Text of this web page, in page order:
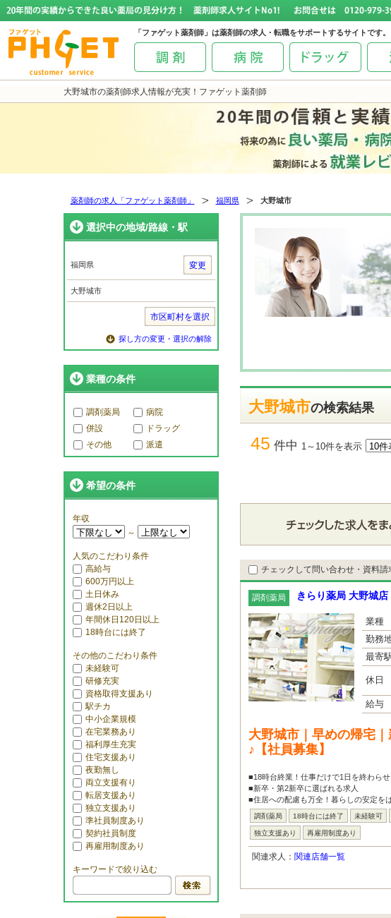
大野城市の薬剤師求人情報が充実！ファゲット薬剤師
「ファゲット薬剤師」は薬剤師の求人・転職をサポートするサイトです。
薬剤師の求人「ファゲット薬剤師」 福岡県 大野城市
選択中の地域/路線・駅
福岡県 変更
大野城市
市区町村を選択
探し方の変更・選択の解除
業種の条件
調剤薬局
病院
併設
ドラッグ
その他
派遣
希望の条件
年収
～
人気のこだわり条件
高給与
600万円以上
土日休み
週休2日以上
年間休日120日以上
18時台には終了
その他のこだわり条件
未経験可
研修充実
資格取得支援あり
駅チカ
中小企業規模
在宅業務あり
福利厚生充実
住宅支援あり
夜勤無し
両立支援有り
転居支援あり
独立支援あり
準社員制度あり
契約社員制度
再雇用制度あり
キーワードで絞り込む
大野城市の検索結果
45 件中 1～10件を表示
チェックして問い合わせ・資料請
調剤薬局 きらり薬局 大野城店
業種
勤務
最寄
休日
給与
大野城市｜早めの帰宅
♪【社員募集】
■18時台終業！仕事だけで1日を終わら
■新卒・第2新卒に選ばれる求人
■住居への配慮も万全！暮らしの安定を
調剤薬局 18時台には終了 未経験可
独立支援あり 再雇用制度あり
関連求人： 関連店舗一覧